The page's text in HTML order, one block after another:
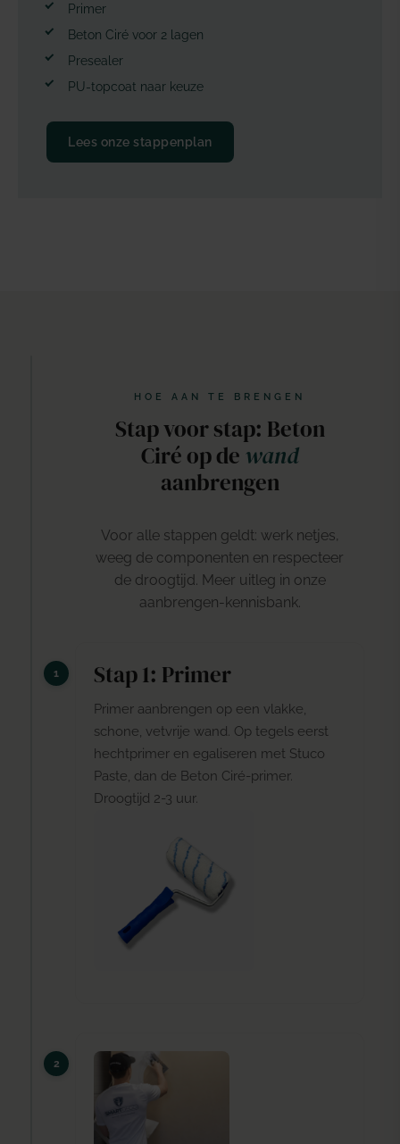
Primer
Beton Ciré voor 2 lagen
Presealer
PU-topcoat naar keuze
Lees onze stappenplan
HOE AAN TE BRENGEN
Stap voor stap: Beton
Ciré op de wand
aanbrengen
Voor alle stappen geldt: werk netjes,
weeg de componenten en respecteer
de droogtijd. Meer uitleg in onze
aanbrengen-kennisbank.
Stap 1: Primer
Primer aanbrengen op een vlakke,
schone, vetvrije wand. Op tegels eerst
hechtprimer en egaliseren met Stuco
Paste, dan de Beton Ciré-primer.
Droogtijd 2-3 uur.